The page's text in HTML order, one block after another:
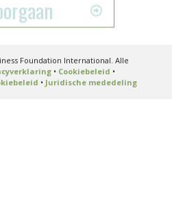
Foundation International. Alle
• Cookiebeleid •
• Juridische mededeling